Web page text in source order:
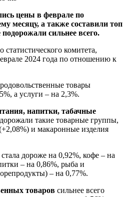
цены в феврале по
месяцу, а также составили топ
сильнее всего.
комитета,
2024 года по отношению к
товары
а услуги – на 2,3%.
напитки, табачные
такие товарные группы,
и макаронные изделия
дороже на 0,92%, кофе – на
– на 0,86%, рыба и
– на 0,77%.
товаров сильнее всего